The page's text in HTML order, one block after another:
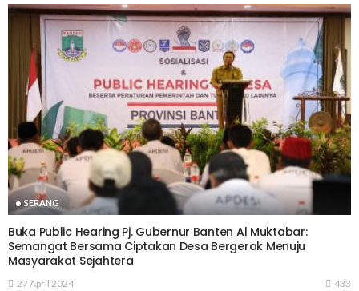
SERANG
Buka Public Hearing Pj. Gubernur Banten Al Muktabar:
Semangat Bersama Ciptakan Desa Bergerak Menuju
Masyarakat Sejahtera
27 April 2024 433